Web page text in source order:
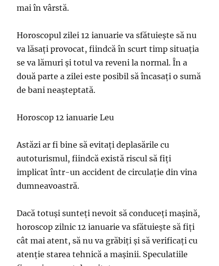
mai în vârstă.
Horoscopul zilei 12 ianuarie va sfătuiește să nu
va lăsați provocat, fiindcă în scurt timp situația
se va lămuri și totul va reveni la normal. În a
două parte a zilei este posibil să încasați o sumă
de bani neașteptată.
Horoscop 12 ianuarie Leu
Astăzi ar fi bine să evitați deplasările cu
autoturismul, fiindcă există riscul să fiți
implicat într-un accident de circulație din vina
dumneavoastră.
Dacă totuși sunteți nevoit să conduceți mașină,
horoscop zilnic 12 ianuarie va sfătuiește să fiți
cât mai atent, să nu va grăbiți și să verificați cu
atenție starea tehnică a mașinii. Speculatiile